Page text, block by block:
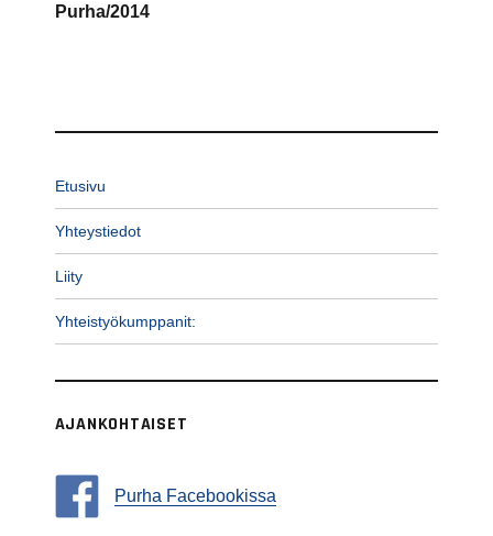
Purha/2014
Etusivu
Yhteystiedot
Liity
Yhteistyökumppanit:
AJANKOHTAISET
Purha Facebookissa